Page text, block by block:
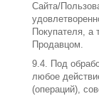
Сайта/
Покупателя, а
Продавцом.
9.4. Под
любое
(операций),